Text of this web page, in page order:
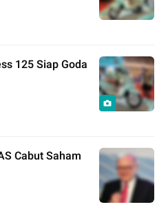
125 Siap Goda
Cabut Saham